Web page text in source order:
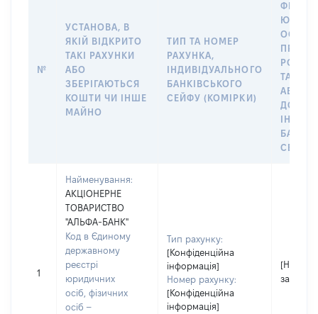
№
УСТАНОВА, В
ЯКІЙ ВІДКРИТО
ТАКІ РАХУНКИ
АБО
ЗБЕРІГАЮТЬСЯ
КОШТИ ЧИ ІНШЕ
МАЙНО
ТИП ТА НОМЕР
РАХУНКА,
ІНДИВІДУАЛЬНОГО
БАНКІВСЬКОГО
СЕЙФУ (КОМІРКИ)
ПРАВО
ТАКИМ
АБО
ДО
СЕЙФУ
1
Найменування:
АКЦІОНЕРНЕ
ТОВАРИСТВО
"АЛЬФА-БАНК"
Код в Єдиному
державному
реєстрі
юридичних
осіб, фізичних
осіб –
Тип рахунку:
[Конфіденційна
інформація]
Номер рахунку:
[Конфіденційна
інформація]
[Не